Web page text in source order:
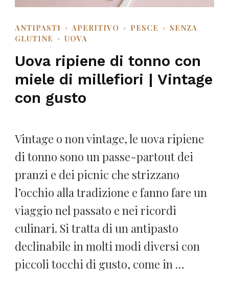
ANTIPASTI APERITIVO PESCE
SENZA
GLUTINE
UOVA
Uova ripiene di tonno con
miele di millefiori | Vintage
con gusto
Vintage o non vintage, le uova ripiene
di tonno sono un passe-partout dei
pranzi e dei picnic che strizzano
l’occhio alla tradizione e fanno fare un
viaggio nel passato e nei ricordi
culinari. Si tratta di un antipasto
declinabile in molti modi diversi con
piccoli tocchi di gusto, come in …